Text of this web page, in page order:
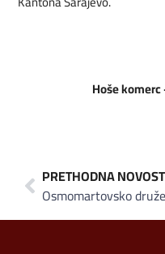
Hoše
PRETHODNA NOVOST